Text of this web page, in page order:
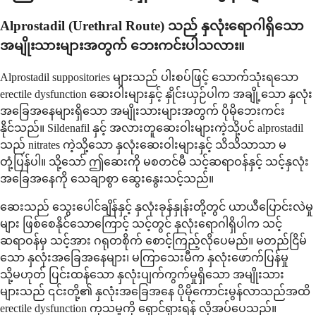
Alprostadil (Urethral Route) သည် နှလုံးရောဂါရှိသော
အမျိုးသားများအတွက် ဘေးကင်းပါသလား။
Alprostadil suppositories များသည် ပါးစပ်ဖြင့် သောက်သုံးရသော
erectile dysfunction ဆေးဝါးများနှင့် နှိုင်းယှဉ်ပါက အချို့သော နှလုံး
အခြေအနေများရှိသော အမျိုးသားများအတွက် ပိုမိုဘေးကင်း
နိုင်သည်။ Sildenafil နှင့် အလားတူဆေးဝါးများကဲ့သို့ပင် alprostadil
သည် nitrates ကဲ့သို့သော နှလုံးဆေးဝါးများနှင့် သိသိသာသာ မ
တုံ့ပြန်ပါ။ သို့သော် ဤဆေးကို မစတင်မီ သင့်ဆရာဝန်နှင့် သင့်နှလုံး
အခြေအနေကို သေချာစွာ ဆွေးနွေးသင့်သည်။
ဆေးသည် သွေးပေါင်ချိန်နှင့် နှလုံးခုန်နှုန်းတို့တွင် ယာယီပြောင်းလဲမှု
များ ဖြစ်စေနိုင်သောကြောင့် သင့်တွင် နှလုံးရောဂါရှိပါက သင့်
ဆရာဝန်မှ သင့်အား ဂရုတစိုက် စောင့်ကြည့်လိုပေမည်။ မတည်ငြိမ်
သော နှလုံးအခြေအနေများ၊ မကြာသေးမီက နှလုံးဖောက်ပြန်မှု
သို့မဟုတ် ပြင်းထန်သော နှလုံးပျက်ကွက်မှုရှိသော အမျိုးသား
များသည် ၎င်းတို့၏ နှလုံးအခြေအနေ ပိုမိုကောင်းမွန်လာသည်အထိ
erectile dysfunction ကုသမှုကို ရှောင်ရှားရန် လိုအပ်ပေသည်။